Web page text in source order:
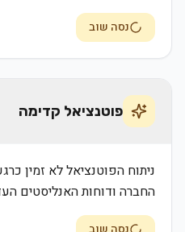
נסה שוב
פוטנציאל קדימה
ניתוח הפוטנציאל לא זמין
החברה ודוחות האנליסטים